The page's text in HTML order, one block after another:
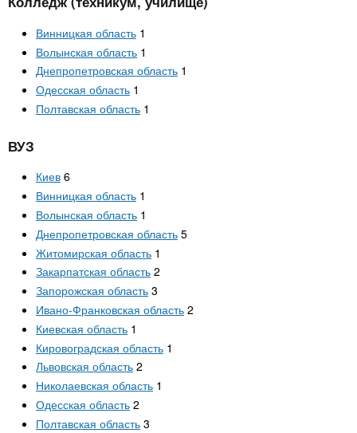
n
s
.
n
o
х
е
Онлайн курсы
За рубежом
Винницкая область 1
Волынская область 1
Днепропетровская область 1
Одесская область 1
Полтавская область 1
ВУЗ
Киев 6
Винницкая область 1
Волынская область 1
Днепропетровская область 5
Житомирская область 1
Закарпатская область 2
Запорожская область 3
Ивано-Франковская область 2
Киевская область 1
Кировоградская область 1
Львовская область 2
Николаевская область 1
Одесская область 2
Полтавская область 3